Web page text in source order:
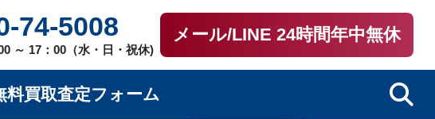
74-5008
～ 17：00（水・日・祝休)
メール/LINE 24時間年中無休
料買取査定フォーム